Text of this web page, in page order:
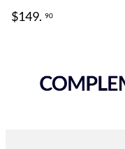
$149. 90